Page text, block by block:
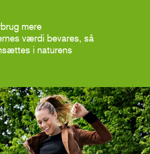
mere
værdi bevares, så
i naturens